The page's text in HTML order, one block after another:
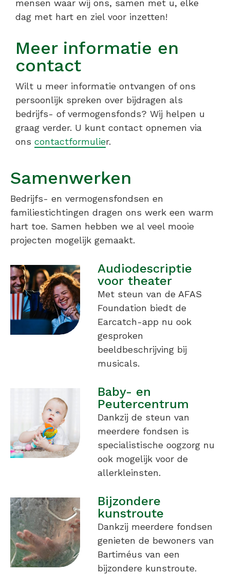
mensen waar wij ons, samen met u, elke
dag met hart en ziel voor inzetten!
Meer informatie en
contact
Wilt u meer informatie ontvangen of ons
persoonlijk spreken over bijdragen als
bedrijfs- of vermogensfonds? Wij helpen u
graag verder. U kunt contact opnemen via
ons contactformulier.
Samenwerken
Bedrijfs- en vermogensfondsen en
familiestichtingen dragen ons werk een warm
hart toe. Samen hebben we al veel mooie
projecten mogelijk gemaakt.
Audiodescriptie
voor theater
Met steun van de AFAS
Foundation biedt de
Earcatch-app nu ook
gesproken
beeldbeschrijving bij
musicals.
Baby- en
Peutercentrum
Dankzij de steun van
meerdere fondsen is
specialistische oogzorg nu
ook mogelijk voor de
allerkleinsten.
Bijzondere
kunstroute
Dankzij meerdere fondsen
genieten de bewoners van
Bartiméus van een
bijzondere kunstroute.